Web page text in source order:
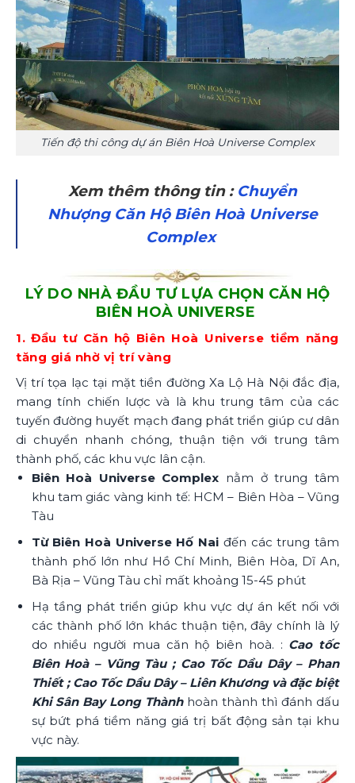
Tiến độ thi công dự án Biên Hoà Universe Complex
Xem thêm thông tin : Chuyển
Nhượng Căn Hộ Biên Hoà Universe
Complex
LÝ DO NHÀ ĐẦU TƯ LỰA CHỌN CĂN HỘ
BIÊN HOÀ UNIVERSE
1. Đầu tư Căn hộ Biên Hoà Universe tiềm năng
tăng giá nhờ vị trí vàng
Vị trí tọa lạc tại mặt tiền đường Xa Lộ Hà Nội đắc địa,
mang tính chiến lược và là khu trung tâm của các
tuyến đường huyết mạch đang phát triển giúp cư dân
di chuyển nhanh chóng, thuận tiện với trung tâm
thành phố, các khu vực lân cận.
Biên Hoà Universe Complex nằm ở trung tâm
khu tam giác vàng kinh tế: HCM – Biên Hòa – Vũng
Tàu
Từ Biên Hoà Universe Hố Nai đến các trung tâm
thành phố lớn như Hồ Chí Minh, Biên Hòa, Dĩ An,
Bà Rịa – Vũng Tàu chỉ mất khoảng 15-45 phút
Hạ tầng phát triển giúp khu vực dự án kết nối với
các thành phố lớn khác thuận tiện, đây chính là lý
do nhiều người mua căn hộ biên hoà. : Cao tốc
Biên Hoà – Vũng Tàu ; Cao Tốc Dầu Dây – Phan
Thiết ; Cao Tốc Dầu Dây – Liên Khương và đặc biệt
Khi Sân Bay Long Thành hoàn thành thì đánh dấu
sự bứt phá tiềm năng giá trị bất động sản tại khu
vực này.